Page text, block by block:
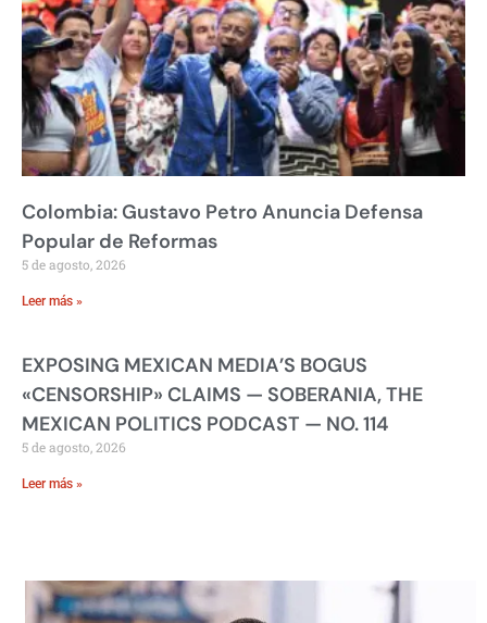
Colombia: Gustavo Petro Anuncia Defensa
Popular de Reformas
5 de agosto, 2026
Leer más »
EXPOSING MEXICAN MEDIA’S BOGUS
«CENSORSHIP» CLAIMS — SOBERANIA, THE
MEXICAN POLITICS PODCAST — NO. 114
5 de agosto, 2026
Leer más »